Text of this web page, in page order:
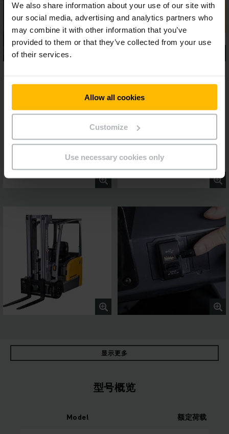
We also share information about your use of our site with
our social media, advertising and analytics partners who
may combine it with other information that you’ve
provided to them or that they’ve collected from your use
of their services.
Allow all cookies
Customize
Use necessary cookies only
显示更多
型号概览
Model 额定荷载